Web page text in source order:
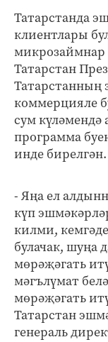
Татарстанда
клиентлары
микрозаймнар
Татарстан
Татарстанның
коммерцияле
сум күләмендә
программа
инде бирелгән.
- Яңа ел
күп
килми,
булачак, шуңа
мөрәҗәгать
мәгълүмат
мөрәҗәгать
Татарстан
генераль